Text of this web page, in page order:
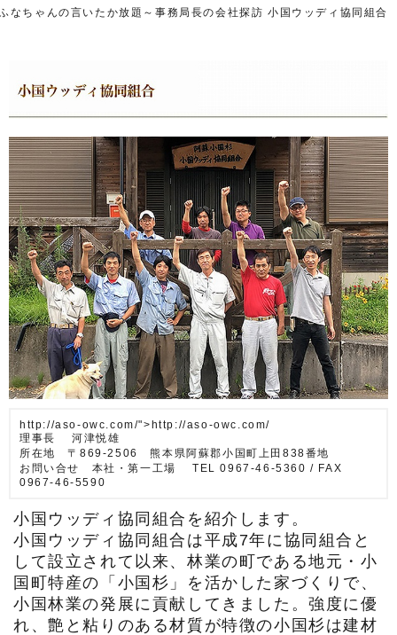
なちゃんの言いたか放題～事務局長の会社探訪 小国ウッディ協同組合
http://aso-owc.com/">http://aso-owc.com/
理事長 河津悦雄
所在地 〒869-2506 熊本県阿蘇郡小国町上田838番地
お問い合せ 本社・第一工場 TEL 0967-46-5360 / FAX
0967-46-5590
小国ウッディ協同組合を紹介します。
小国ウッディ協同組合は平成7年に協同組合と
して設立されて以来、林業の町である地元・小
国町特産の「小国杉」を活かした家づくりで、
小国林業の発展に貢献してきました。強度に優
れ、艶と粘りのある材質が特徴の小国杉は建材